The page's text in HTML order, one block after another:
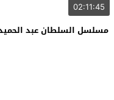
02:11:45
مسلسل السلطان عبد الحميد